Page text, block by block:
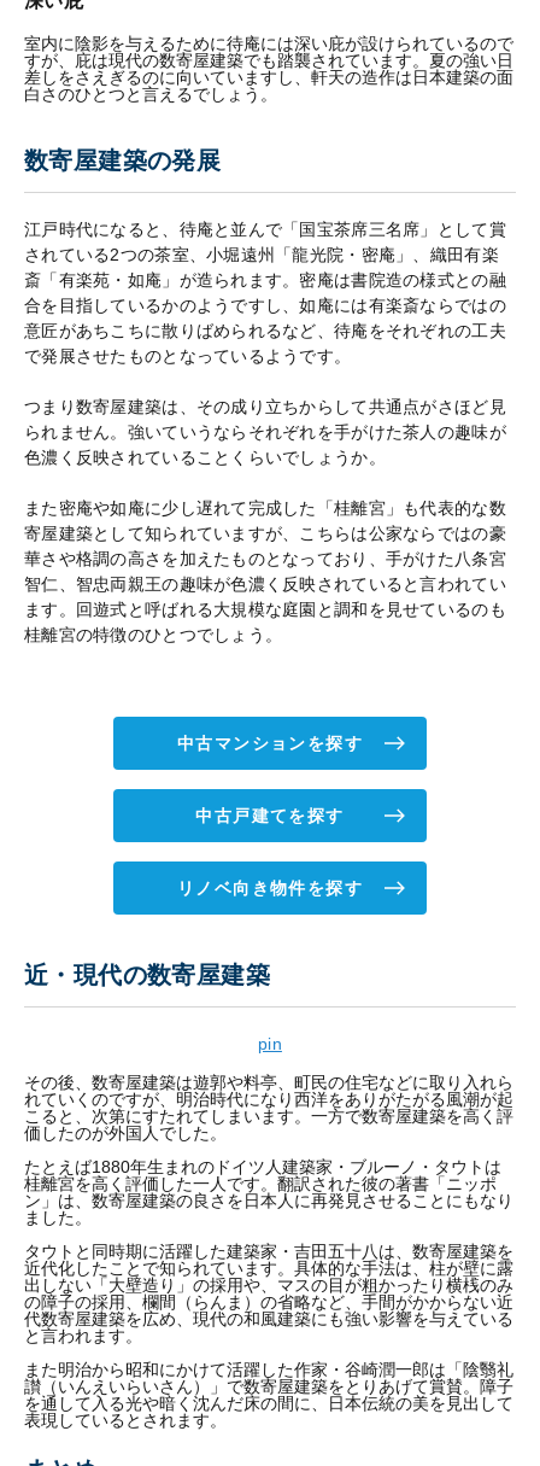
室内に陰影を与えるために待庵には深い庇が設けられているので
すが、庇は現代の数寄屋建築でも踏襲されています。夏の強い日
差しをさえぎるのに向いていますし、軒天の造作は日本建築の面
白さのひとつと言えるでしょう。
数寄屋建築の発展
江戸時代になると、待庵と並んで「国宝茶席三名席」として賞
されている2つの茶室、小堀遠州「龍光院・密庵」、織田有楽
斎「有楽苑・如庵」が造られます。密庵は書院造の様式との融
合を目指しているかのようですし、如庵には有楽斎ならではの
意匠があちこちに散りばめられるなど、待庵をそれぞれの工夫
で発展させたものとなっているようです。
つまり数寄屋建築は、その成り立ちからして共通点がさほど見
られません。強いていうならそれぞれを手がけた茶人の趣味が
色濃く反映されていることくらいでしょうか。
また密庵や如庵に少し遅れて完成した「桂離宮」も代表的な数
寄屋建築として知られていますが、こちらは公家ならではの豪
華さや格調の高さを加えたものとなっており、手がけた八条宮
智仁、智忠両親王の趣味が色濃く反映されていると言われてい
ます。回遊式と呼ばれる大規模な庭園と調和を見せているのも
桂離宮の特徴のひとつでしょう。
中古マンションを探す
中古戸建てを探す
リノベ向き物件を探す
近・現代の数寄屋建築
pin
その後、数寄屋建築は遊郭や料亭、町民の住宅などに取り入れら
れていくのですが、明治時代になり西洋をありがたがる風潮が起
こると、次第にすたれてしまいます。一方で数寄屋建築を高く評
価したのが外国人でした。
たとえば1880年生まれのドイツ人建築家・ブルーノ・タウトは
桂離宮を高く評価した一人です。翻訳された彼の著書「ニッポ
ン」は、数寄屋建築の良さを日本人に再発見させることにもなり
ました。
タウトと同時期に活躍した建築家・吉田五十八は、数寄屋建築を
近代化したことで知られています。具体的な手法は、柱が壁に露
出しない「大壁造り」の採用や、マスの目が粗かったり横桟のみ
の障子の採用、欄間（らんま）の省略など、手間がかからない近
代数寄屋建築を広め、現代の和風建築にも強い影響を与えている
と言われます。
また明治から昭和にかけて活躍した作家・谷崎潤一郎は「陰翳礼
讃（いんえいらいさん）」で数寄屋建築をとりあげて賞賛。障子
を通して入る光や暗く沈んだ床の間に、日本伝統の美を見出して
表現しているとされます。